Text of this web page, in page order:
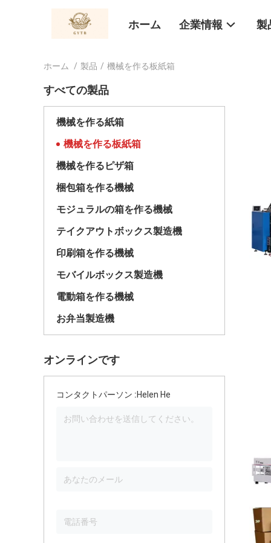
ホーム 企業情報 製
ホーム / 製品 / 機械を作る板紙箱
すべての製品
機械を作る紙箱
機械を作る板紙箱
機械を作るピザ箱
梱包箱を作る機械
モジュラルの箱を作る機械
テイクアウトボックス製造機
印刷箱を作る機械
モバイルボックス製造機
電動箱を作る機械
お弁当製造機
オンラインです
コンタクトパーソン :Helen He